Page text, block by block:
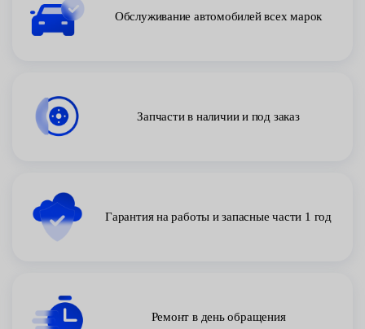
Обслуживание автомобилей всех марок
Запчасти в наличии и под заказ
Гарантия на работы и запасные части 1 год
Ремонт в день обращения